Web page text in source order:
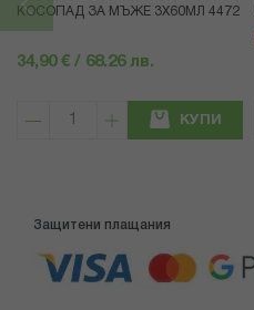
КОСОПАД ЗА МЪЖЕ 3X60МЛ 4472
34,90 € / 68.26 лв.
КУПИ
Защитени плащания